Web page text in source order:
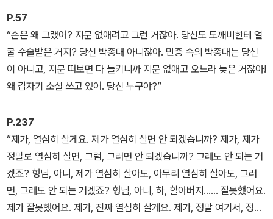
P.57
“손은 왜 그랬어? 지문 없애려고 그런 거잖아. 당신도 도깨비한테 얼
굴 수술받은 거지? 당신 박종대 아니잖아. 민증 속의 박종대는 당신
이 아니고, 지문 떠보면 다 들키니까 지문 없애고 오느라 늦은 거잖아!
왜 갑자기 소설 쓰고 있어. 당신 누구야?”
P.237
“제가, 열심히 살게요. 제가 열심히 살면 안 되겠습니까? 제가, 제가
정말로 열심히 살면, 그럼, 그러면 안 되겠습니까? 그래도 안 되는 거
겠죠? 형님, 아니, 제가 열심히 살아도, 아무리 열심히 살아도, 그러
면, 그래도 안 되는 거겠죠? 형님, 아니, 하, 할아버지…… 잘못했어요.
제가 잘못했어요. 제가, 진짜 열심히 살게요. 제가, 정말 여기서, 정말